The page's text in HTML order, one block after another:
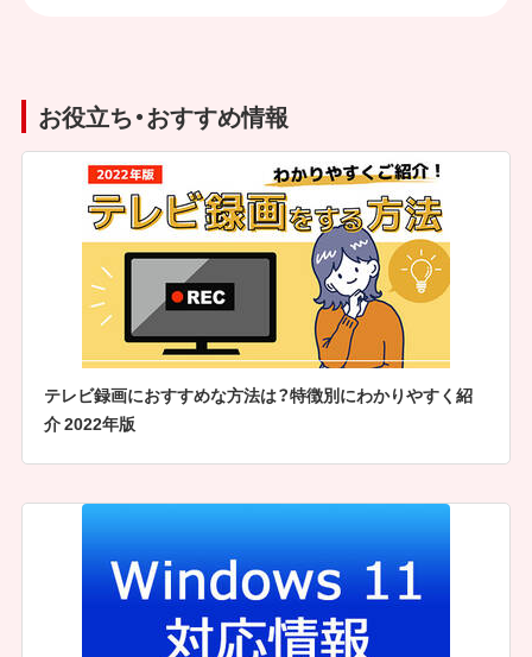
お役立ち・おすすめ情報
テレビ録画におすすめな方法は？特徴別にわかりやすく紹
介 2022年版